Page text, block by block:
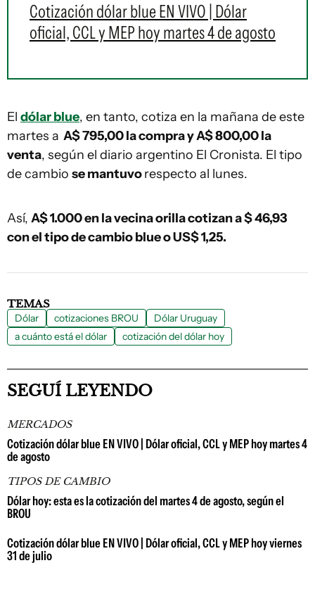
Cotización dólar blue EN VIVO | Dólar
oficial, CCL y MEP hoy martes 4 de agosto
El dólar blue, en tanto, cotiza en la mañana de este
martes a A$ 795,00 la compra y A$ 800,00 la
venta, según el diario argentino El Cronista. El tipo
de cambio se mantuvorespecto al lunes.
Así, A$ 1.000 en la vecina orilla cotizan a $ 46,93
con el tipo de cambio blue o US$ 1,25.
TEMAS
Dólar cotizaciones BROU
Dólar Uruguay
a cuánto está el dólar
cotización del dólar hoy
SEGUÍ LEYENDO
MERCADOS
Cotización dólar blue EN VIVO | Dólar oficial, CCL y MEP hoy martes 4
de agosto
TIPOS DE CAMBIO
Dólar hoy: esta es la cotización del martes 4 de agosto, según el
BROU
Cotización dólar blue EN VIVO | Dólar oficial, CCL y MEP hoy viernes
31 de julio